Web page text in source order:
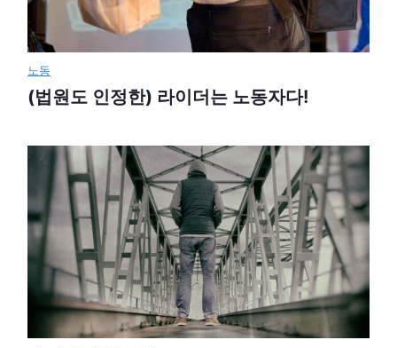
노동
(법원도 인정한) 라이더는 노동자다!